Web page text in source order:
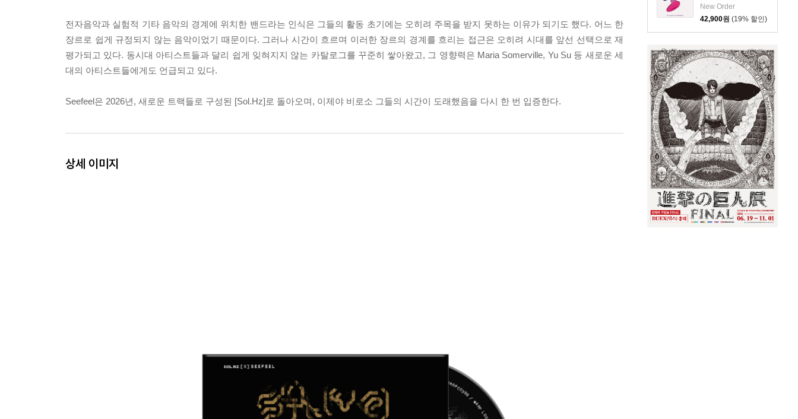
Order
New Order
42,900원 (19% 할인)
전자음악과 실험적 기타 음악의 경계에 위치한 밴드라는 인식은 그들의 활동 초기에는 오히려 주목을 받지 못하는 이유가 되기도 했다. 어느 한
장르로 쉽게 규정되지 않는 음악이었기 때문이다. 그러나 시간이 흐르며 이러한 장르의 경계를 흐리는 접근은 오히려 시대를 앞선 선택으로 재
평가되고 있다. 동시대 아티스트들과 달리 쉽게 잊혀지지 않는 카탈로그를 꾸준히 쌓아왔고, 그 영향력은 Maria Somerville, Yu Su 등 새로운 세
대의 아티스트들에게도 언급되고 있다.
Seefeel은 2026년, 새로운 트랙들로 구성된 [Sol.Hz]로 돌아오며, 이제야 비로소 그들의 시간이 도래했음을 다시 한 번 입증한다.
상세 이미지